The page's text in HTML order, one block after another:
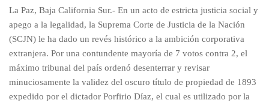
La Paz, Baja California Sur.- En un acto de estricta justicia social y
apego a la legalidad, la Suprema Corte de Justicia de la Nación
(SCJN) le ha dado un revés histórico a la ambición corporativa
extranjera. Por una contundente mayoría de 7 votos contra 2, el
máximo tribunal del país ordenó desenterrar y revisar
minuciosamente la validez del oscuro título de propiedad de 1893
expedido por el dictador Porfirio Díaz, el cual es utilizado por la